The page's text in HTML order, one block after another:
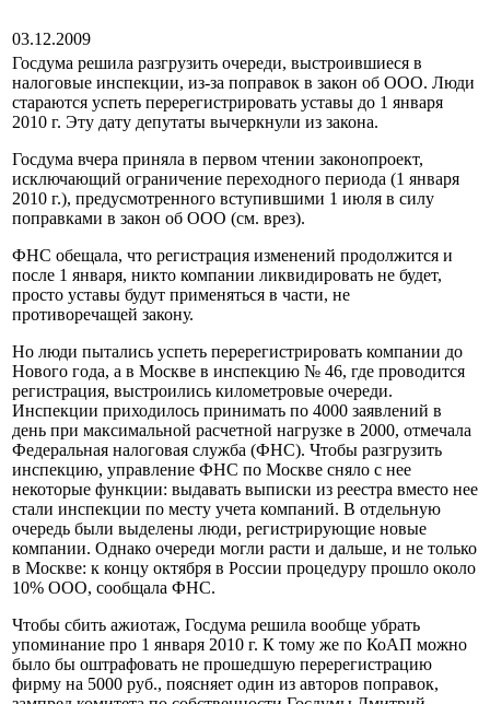
03.12.2009
Госдума решила разгрузить очереди, выстроившиеся в
налоговые инспекции, из-за поправок в закон об ООО. Люди
стараются успеть перерегистрировать уставы до 1 января
2010 г. Эту дату депутаты вычеркнули из закона.
Госдума вчера приняла в первом чтении законопроект,
исключающий ограничение переходного периода (1 января
2010 г.), предусмотренного вступившими 1 июля в силу
поправками в закон об ООО (см. врез).
ФНС обещала, что регистрация изменений продолжится и
после 1 января, никто компании ликвидировать не будет,
просто уставы будут применяться в части, не
противоречащей закону.
Но люди пытались успеть перерегистрировать компании до
Нового года, а в Москве в инспекцию № 46, где проводится
регистрация, выстроились километровые очереди.
Инспекции приходилось принимать по 4000 заявлений в
день при максимальной расчетной нагрузке в 2000, отмечала
Федеральная налоговая служба (ФНС). Чтобы разгрузить
инспекцию, управление ФНС по Москве сняло с нее
некоторые функции: выдавать выписки из реестра вместо нее
стали инспекции по месту учета компаний. В отдельную
очередь были выделены люди, регистрирующие новые
компании. Однако очереди могли расти и дальше, и не только
в Москве: к концу октября в России процедуру прошло около
10% ООО, сообщала ФНС.
Чтобы сбить ажиотаж, Госдума решила вообще убрать
упоминание про 1 января 2010 г. К тому же по КоАП можно
было бы оштрафовать не прошедшую перерегистрацию
фирму на 5000 руб., поясняет один из авторов поправок,